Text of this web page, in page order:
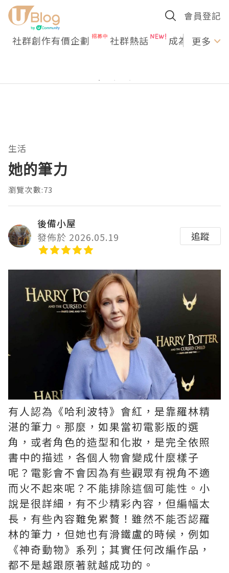
會員登記
社群創作有價企劃 社群熱話 成為U更多
生活
她的筆力
瀏覽次數:73
後備小屋
發佈於 2026.05.19
追蹤
有人認為《哈利波特》會紅，是靠羅林精
湛的筆力。那麼，如果當初電影版的選
角，或者角色的造型和化妝，是完全依照
書中的描述，各個人物會變成什麼樣子
呢？電影會不會因為有些觀眾有視角不適
而火不起來呢？不能排除這個可能性。小
說是很詳細，有不少精彩內容，但編幅太
長，有些內容難免累贅！雖然不能否認羅
林的筆力，但她也有滑鐵盧的時候，例如
《神奇動物》系列；其實任何改編作品，
都不是越跟原著就越成功的。